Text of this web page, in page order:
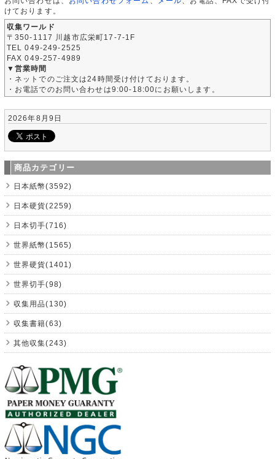
けております。
収集ワールド
〒350-1117 川越市広栄町17-7-1F
TEL 049-249-2525
FAX 049-257-4989
▼営業時間
・ネットでのご注文は24時間受け付けております。
・お電話でのお問い合わせは9:00-18:00にお願いします。
2026年8月9日
商品カテゴリー
日本紙幣(3592)
日本硬貨(2259)
日本切手(716)
世界紙幣(1565)
世界硬貨(1401)
世界切手(98)
収集用品(130)
収集書籍(63)
其他収集(243)